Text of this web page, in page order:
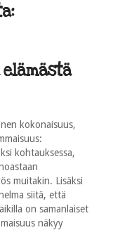
elämästä
kokonaisuus,
kohtauksessa,
muitakin. Lisäksi
siitä, että
on samanlaiset
näkyy